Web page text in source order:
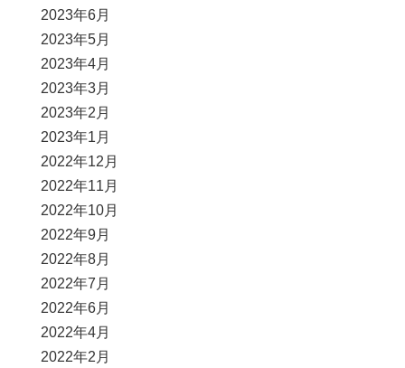
2023年6月
2023年5月
2023年4月
2023年3月
2023年2月
2023年1月
2022年12月
2022年11月
2022年10月
2022年9月
2022年8月
2022年7月
2022年6月
2022年4月
2022年2月